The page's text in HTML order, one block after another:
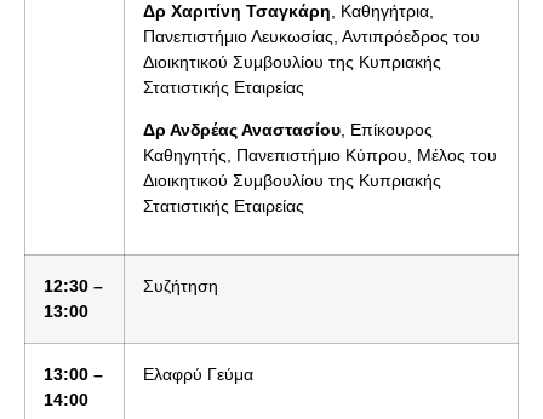
Δρ Χαριτίνη Τσαγκάρη , Καθηγήτρια,
Πανεπιστήμιο Λευκωσίας, Αντιπρόεδρος του
Διοικητικού Συμβουλίου της Κυπριακής
Στατιστικής Εταιρείας
Δρ Ανδρέας Αναστασίου , Επίκουρος
Καθηγητής, Πανεπιστήμιο Κύπρου, Μέλος του
Διοικητικού Συμβουλίου της Κυπριακής
Στατιστικής Εταιρείας
12:30 –
13:00
Συζήτηση
13:00 –
14:00
Ελαφρύ Γεύμα